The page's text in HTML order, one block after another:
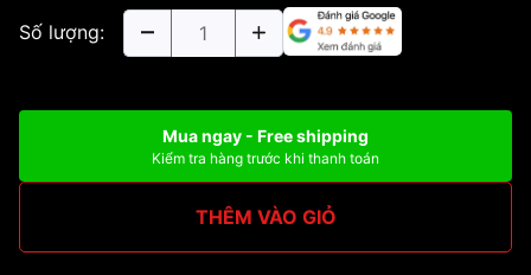
Số lượng:
Mua ngay - Free shipping
Kiểm tra hàng trước khi thanh toán
THÊM VÀO GIỎ